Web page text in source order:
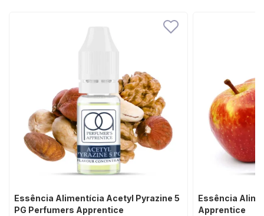
Essência Alimentícia Acetyl Pyrazine 5
PG Perfumers Apprentice
Essência
Apprentice